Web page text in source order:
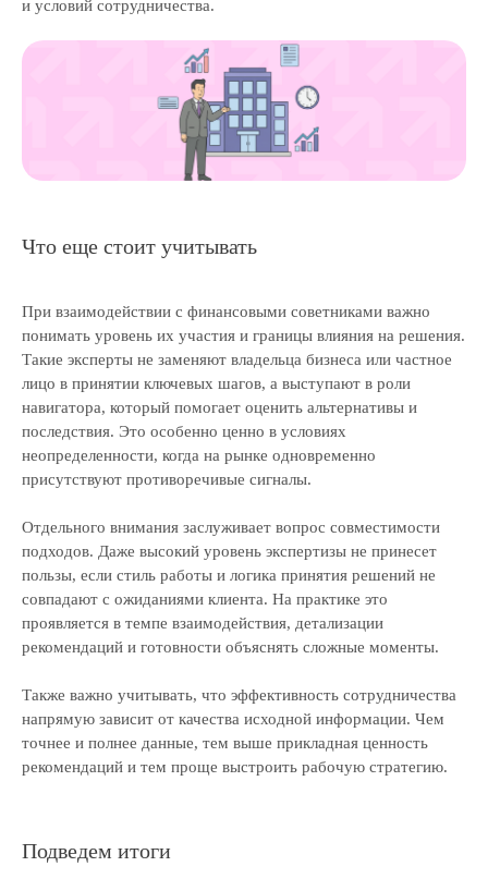
и условий сотрудничества.
Что еще стоит учитывать
При взаимодействии с финансовыми советниками важно
понимать уровень их участия и границы влияния на решения.
Такие эксперты не заменяют владельца бизнеса или частное
лицо в принятии ключевых шагов, а выступают в роли
навигатора, который помогает оценить альтернативы и
последствия. Это особенно ценно в условиях
неопределенности, когда на рынке одновременно
присутствуют противоречивые сигналы.
Отдельного внимания заслуживает вопрос совместимости
подходов. Даже высокий уровень экспертизы не принесет
пользы, если стиль работы и логика принятия решений не
совпадают с ожиданиями клиента. На практике это
проявляется в темпе взаимодействия, детализации
рекомендаций и готовности объяснять сложные моменты.
Также важно учитывать, что эффективность сотрудничества
напрямую зависит от качества исходной информации. Чем
точнее и полнее данные, тем выше прикладная ценность
рекомендаций и тем проще выстроить рабочую стратегию.
Подведем итоги
Блог
Отзывы
Оплата
Строительная экспертиза
Аудит
Навигация
Политика обработки персональных данных
ОГРН 1187847032780 / ИНН 7814719982
© ООО «Экспертные решения», 2019—2026